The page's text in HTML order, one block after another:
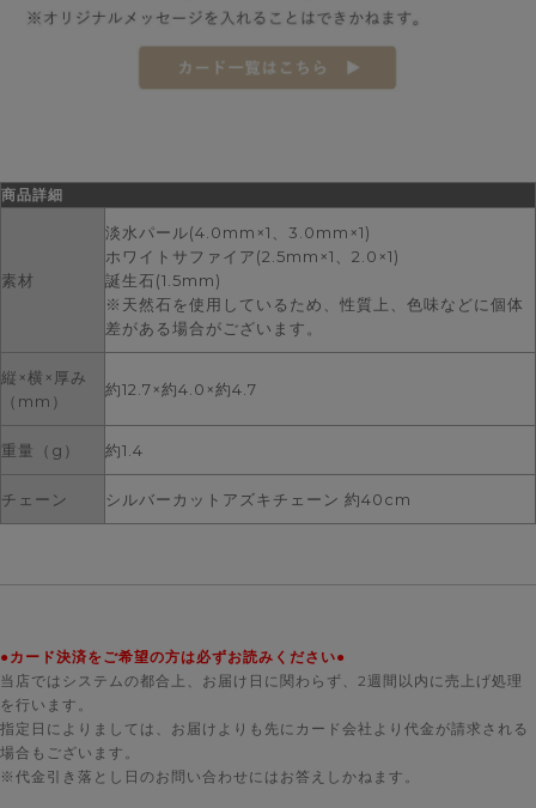
商品詳細
素材
淡水パール(4.0mm×1、3.0mm×1)
ホワイトサファイア(2.5mm×1、2.0×1)
誕生石(1.5mm)
※天然石を使用しているため、性質上、色味などに個体
差がある場合がございます。
縦×横×厚み
（mm）
約12.7×約4.0×約4.7
重量（g） 約1.4
チェーン シルバーカットアズキチェーン 約40cm
●カード決済をご希望の方は必ずお読みください●
当店ではシステムの都合上、お届け日に関わらず、2週間以内に売上げ処理
を行います。
指定日によりましては、お届けよりも先にカード会社より代金が請求される
場合もございます。
※代金引き落とし日のお問い合わせにはお答えしかねます。